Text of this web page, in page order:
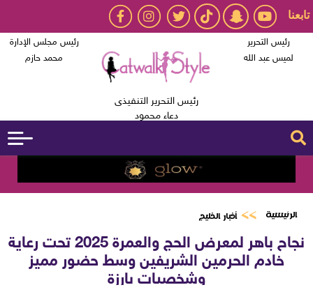
تابعنا
رئيس التحرير
لميس عبد الله
رئيس التحرير التنفيذى
دعاء محمود
رئيس مجلس الإدارة
محمد حازم
الرئيسية أخبار الخليج
نجاح باهر لمعرض الحج والعمرة 2025 تحت رعاية
خادم الحرمين الشريفين وسط حضور مميز
وشخصيات بارزة